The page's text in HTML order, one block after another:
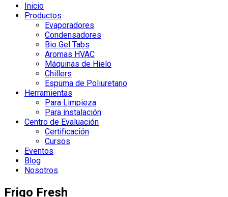
Inicio
Productos
Evaporadores
Condensadores
Bio Gel Tabs
Aromas HVAC
Máquinas de Hielo
Chillers
Espuma de Poliuretano
Herramientas
Para Limpieza
Para instalación
Centro de Evaluación
Certificación
Cursos
Eventos
Blog
Nosotros
Frigo Fresh